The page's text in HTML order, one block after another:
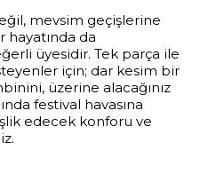
mevsim geçişlerine
hayatında da
üyesidir. Tek parça ile
için; dar kesim bir
üzerine alacağınız
festival havasına
edecek konforu ve